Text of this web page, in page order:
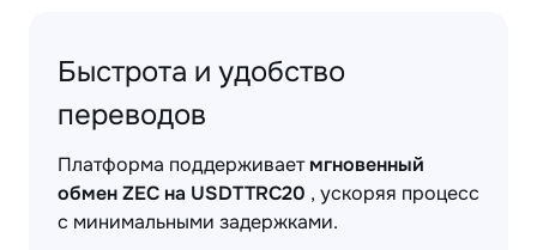
Быстрота и удобство
переводов
Платформа поддерживаетмгновенный
обмен ZEC на USDTTRC20 , ускоряя процесс
с минимальными задержками.